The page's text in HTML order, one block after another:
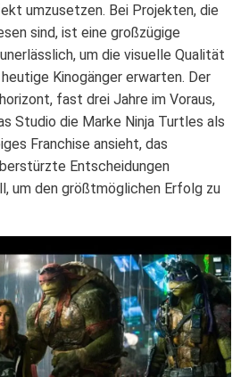
umzusetzen. Bei Projekten, die
sind, ist eine großzügige
um die visuelle Qualität
Kinogänger erwarten. Der
fast drei Jahre im Voraus,
Studio die Marke Ninja Turtles als
Franchise ansieht, das
Entscheidungen
um den größtmöglichen Erfolg zu